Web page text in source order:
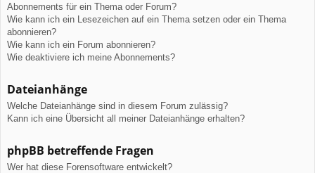
Abonnements für ein Thema oder Forum?
Wie kann ich ein Lesezeichen auf ein Thema setzen oder ein Thema
abonnieren?
Wie kann ich ein Forum abonnieren?
Wie deaktiviere ich meine Abonnements?
Dateianhänge
Welche Dateianhänge sind in diesem Forum zulässig?
Kann ich eine Übersicht all meiner Dateianhänge erhalten?
phpBB betreffende Fragen
Wer hat diese Forensoftware entwickelt?